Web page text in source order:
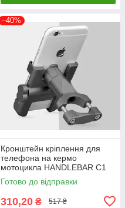
–40%
Кронштейн кріплення для
телефона на кермо
мотоцикла HANDLEBAR С1
Готово до відправки
310,20 ₴ 517 ₴